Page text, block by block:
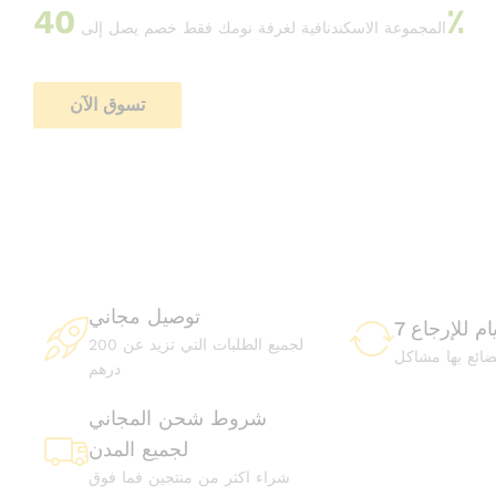
المجموعة الاسكندنافية لغرفة نومك فقط خصم يصل إلى40٪
تسوق الآن
توصيل مجاني
لجميع الطلبات التي تزيد عن 200
درهم
أيام للإرجاع
بها مشاكل
شروط شحن المجاني
لجميع المدن
شراء اكثر من منتجين فما فوق